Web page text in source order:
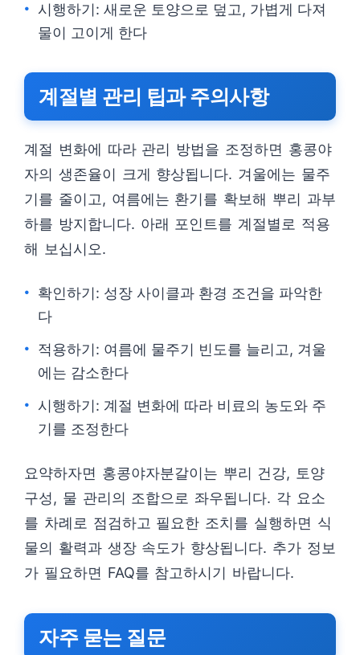
시행하기: 새로운 토양으로 덮고, 가볍게 다져
물이 고이게 한다
계절별 관리 팁과 주의사항
계절 변화에 따라 관리 방법을 조정하면 홍콩야
자의 생존율이 크게 향상됩니다. 겨울에는 물주
기를 줄이고, 여름에는 환기를 확보해 뿌리 과부
하를 방지합니다. 아래 포인트를 계절별로 적용
해 보십시오.
확인하기: 성장 사이클과 환경 조건을 파악한
다
적용하기: 여름에 물주기 빈도를 늘리고, 겨울
에는 감소한다
시행하기: 계절 변화에 따라 비료의 농도와 주
기를 조정한다
요약하자면 홍콩야자분갈이는 뿌리 건강, 토양
구성, 물 관리의 조합으로 좌우됩니다. 각 요소
를 차례로 점검하고 필요한 조치를 실행하면 식
물의 활력과 생장 속도가 향상됩니다. 추가 정보
가 필요하면 FAQ를 참고하시기 바랍니다.
자주 묻는 질문